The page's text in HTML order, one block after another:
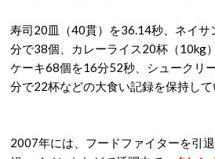
寿司20皿（40貫）を36.14秒、ネイサ
分で38個、カレーライス20杯（10kg
ケーキ68個を16分52秒、シュークリ
分で22杯などの大食い記録を保持して
2007年には、フードファイターを引